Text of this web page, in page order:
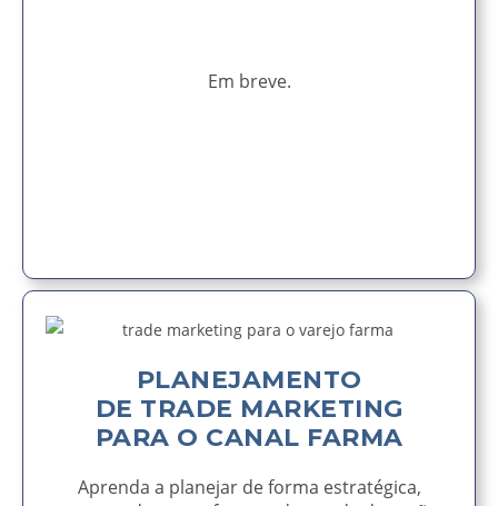
Em breve.
PLANEJAMENTO
DE TRADE MARKETING
PARA O CANAL FARMA
Aprenda a planejar de forma estratégica,